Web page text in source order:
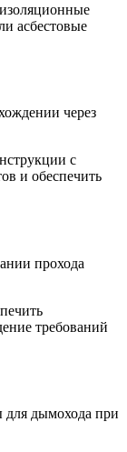
асбестовые
через
с
и обеспечить
прохода
требований
для дымохода при